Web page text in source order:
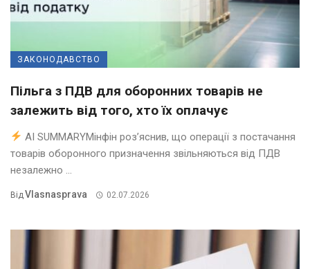
ЗАКОНОДАВСТВО
Пільга з ПДВ для оборонних товарів не
залежить від того, хто їх оплачує
AI SUMMARYМінфін роз’яснив, що операції з постачання
товарів оборонного призначення звільняються від ПДВ
незалежно ...
ВідVlasnasprava 02.07.2026